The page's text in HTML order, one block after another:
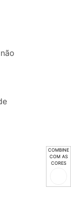
COMBINE
COM AS
CORES